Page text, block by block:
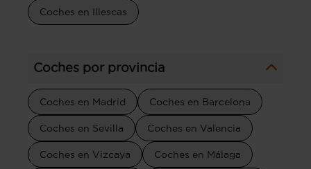
Coches en Illescas
Coches por provincia
Coches en Madrid Coches en Barcelona
Coches en Sevilla Coches en Valencia
Coches en Vizcaya Coches en Málaga